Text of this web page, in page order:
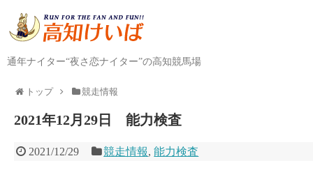
通年ナイター“夜さ恋ナイター”の高知競馬場
トップ 競走情報
2021年12月29日 能力検査
2021/12/29 競走情報,能力検査